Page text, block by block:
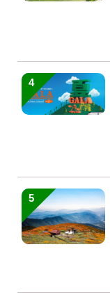
4
5